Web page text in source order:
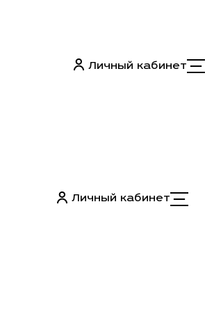
Личный кабинет
Личный кабинет